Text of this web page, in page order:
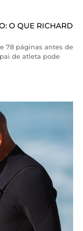
O QUE RICHARD
78 páginas antes de
de atleta pode